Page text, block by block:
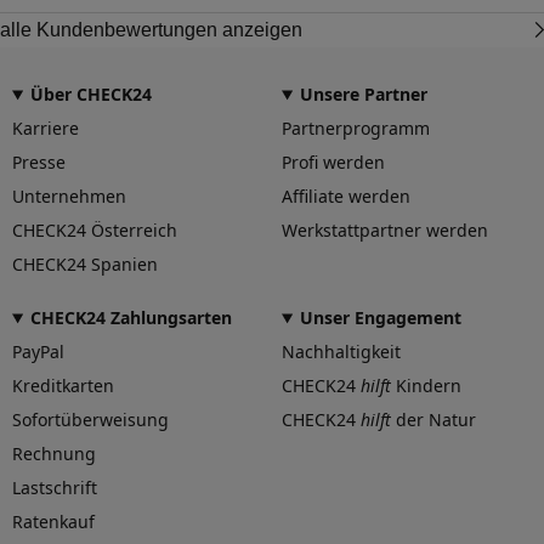
alle Kundenbewertungen anzeigen
Über CHECK24
Karriere
Presse
Unternehmen
CHECK24 Österreich
CHECK24 Spanien
Unsere Partner
Partnerprogramm
Profi werden
Affiliate werden
Werkstattpartner werden
CHECK24 Zahlungsarten
PayPal
Kreditkarten
Sofortüberweisung
Rechnung
Lastschrift
Ratenkauf
Unser Engagement
Nachhaltigkeit
CHECK24 hilft Kindern
CHECK24 hilft der Natur